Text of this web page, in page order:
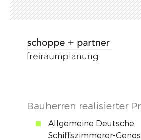
Zum
Inhalt
Bauherren realisierter
Allgemeine Deutsche
Schiffszimmerer-